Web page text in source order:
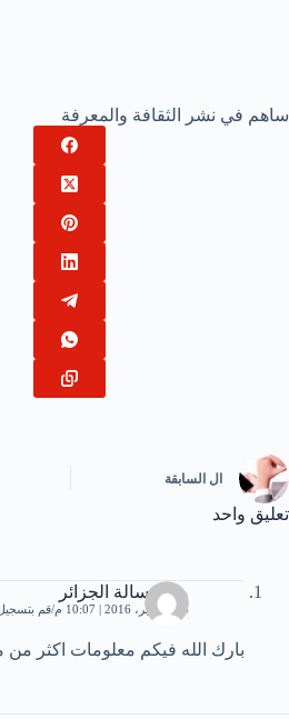
ساهم في نشر الثقافة والمعرفة
ال السابقة
تعليق واحد
منى تسالة الجزائر
14 سبتمبر، 2016 | 10:07 م قم
بارك الله فيكم معلومات اكثر من